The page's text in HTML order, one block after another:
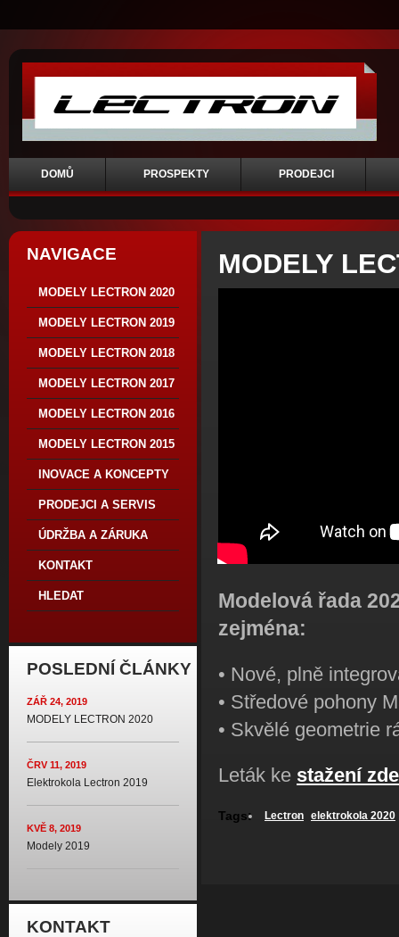
DOMŮ PROSPEKTY PRODEJCI
NAVIGACE
MODELY LECTRON 2020
MODELY LECTRON 2019
MODELY LECTRON 2018
MODELY LECTRON 2017
MODELY LECTRON 2016
MODELY LECTRON 2015
INOVACE A KONCEPTY
PRODEJCI A SERVIS
ÚDRŽBA A ZÁRUKA
KONTAKT
HLEDAT
POSLEDNÍ ČLÁNKY
ZÁŘ 24, 2019
MODELY LECTRON 2020
ČRV 11, 2019
Elektrokola Lectron 2019
KVĚ 8, 2019
Modely 2019
KONTAKT
MODELY
Modelová řada
zejména:
• Nové, plně
• Středové pohony
• Skvělé geometrie
Leták ke stažení zde
Tags: Lectron elektrokola 2020